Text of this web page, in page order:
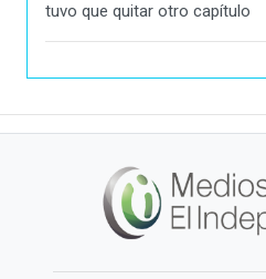
tuvo que quitar otro capítulo